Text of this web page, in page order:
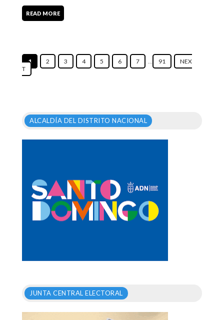
READ MORE
1 2 3 4 5 6 7 ... 91
NEX
T
ALCALDÍA DEL DISTRITO NACIONAL
JUNTA CENTRAL ELECTORAL